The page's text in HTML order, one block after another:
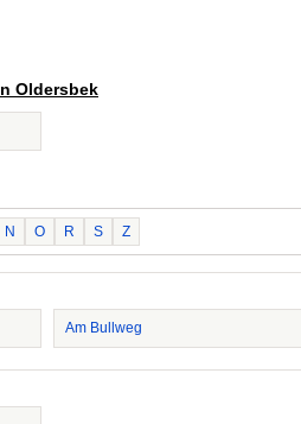
Oldersbek
N O R S Z
Am Bullweg